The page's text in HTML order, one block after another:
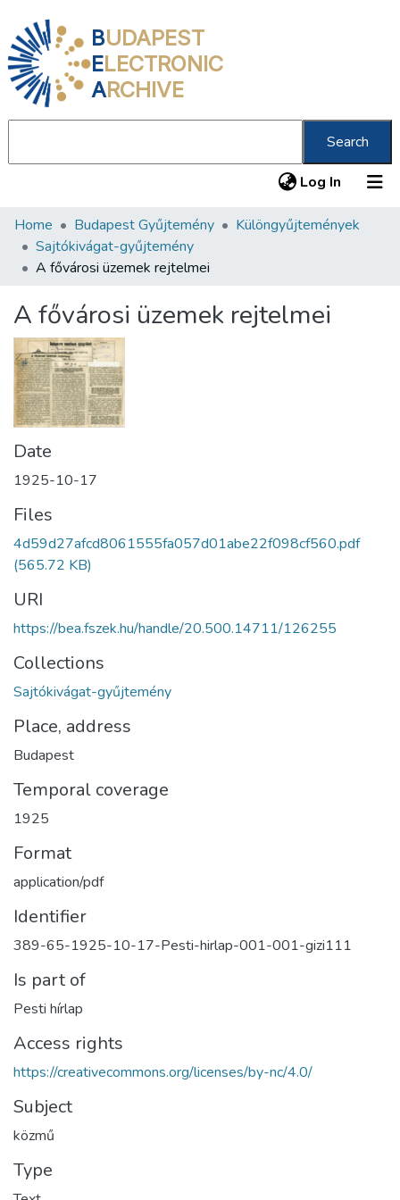
BUDAPEST
ELECTRONIC
ARCHIVE
Search
Log In (current)
Communities & Collections
All of DSpace
About us
Home Budapest Gyűjtemény
Különgyűjtemények
Sajtókivágat-gyűjtemény
A fővárosi üzemek rejtelmei
A fővárosi üzemek rejtelmei
Date
1925-10-17
Files
4d59d27afcd8061555fa057d01abe22f098cf560.pdf
(565.72 KB)
URI
https://bea.fszek.hu/handle/20.500.14711/126255
Collections
Sajtókivágat-gyűjtemény
Place, address
Budapest
Temporal coverage
1925
Format
application/pdf
Identifier
389-65-1925-10-17-Pesti-hirlap-001-001-gizi111
Is part of
Pesti hírlap
Access rights
https://creativecommons.org/licenses/by-nc/4.0/
Subject
közmű
Type